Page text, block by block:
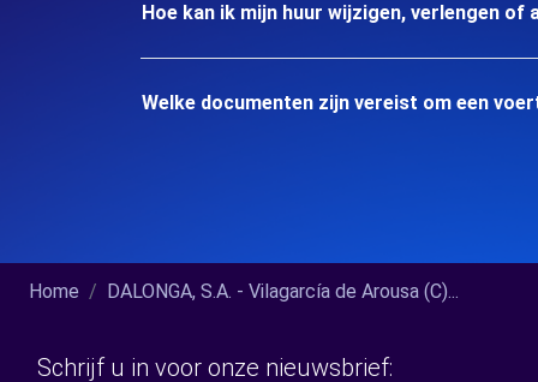
Hoe kan ik mijn huur wijzigen, verlengen of
Welke documenten zijn vereist om een
Home DALONGA, S.A. - Vilagarcía de Arousa (C)...
Schrijf u in voor onze nieuwsbrief: